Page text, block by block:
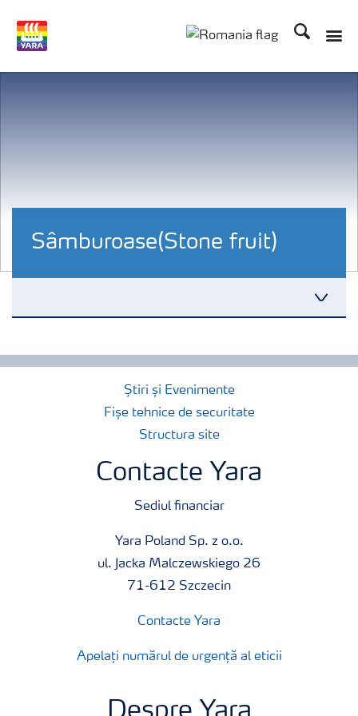
Căutare
Sâmburoase(Stone fruit)
Norme de siguranță
Știri și Evenimente
Fișe tehnice de securitate
Structura site
Contacte Yara
Sediul financiar
Yara Poland Sp. z o.o.
ul. Jacka Malczewskiego 26
71-612 Szczecin
Contacte Yara
Apelați numărul de urgență al eticii